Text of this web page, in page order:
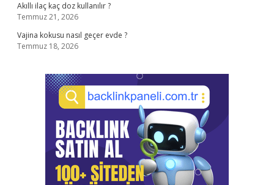
Akıllı ilaç kaç doz kullanılır ?
Temmuz 21, 2026
Vajina kokusu nasıl geçer evde ?
Temmuz 18, 2026